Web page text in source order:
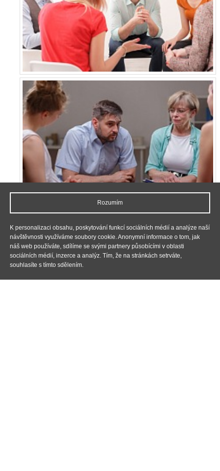
Rozumím
K personalizaci obsahu, poskytování funkcí sociálních médií a analýze naší
návštěvnosti využíváme soubory cookie. Anonymní informace o tom, jak
náš web používáte, sdílíme se svými partnery působícími v oblasti
sociálních médií, inzerce a analýz. Tím, že na stránkách setrváte,
souhlasíte s tímto sdělením.